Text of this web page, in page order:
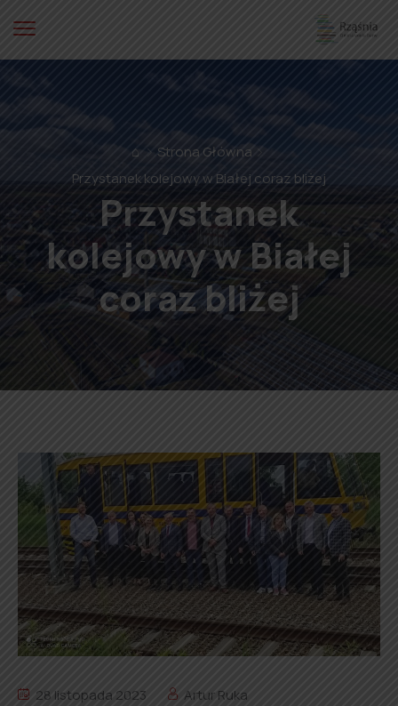
⌂
Strona Główna
Przystanek kolejowy w Białej coraz bliżej
Przystanek
kolejowy w Białej
coraz bliżej
28 listopada 2023
Artur Ruka